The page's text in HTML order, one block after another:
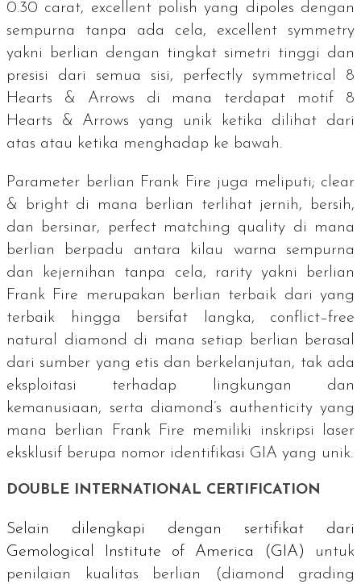
0.30 carat, excellent polishyang dipoles dengan
sempurna tanpa ada cela, excellent symmetry
yakni berlian dengan tingkat simetri tinggi dan
presisi dari semua sisi, perfectly symmetrical 8
Hearts & Arrows di mana terdapat motif 8
Hearts & Arrowsyang unik ketika dilihat dari
atas atau ketika menghadap ke bawah.
Parameter berlian Frank Fire juga meliputi; clear
& bright di mana berlian terlihat jernih, bersih,
dan bersinar,
perfect matching quality di mana
berlian berpadu antara kilau warna sempurna
dan kejernihan tanpa cela,
rarity yakni berlian
Frank Fire merupakan berlian terbaik dari yang
terbaik hingga bersifat langka, conflict–free
natural diamond di mana setiap berlian berasal
dari sumber yang etis dan berkelanjutan, tak ada
eksploitasi terhadap lingkungan dan
kemanusiaan, serta diamond’s authenticity yang
mana berlian Frank Fire memiliki inskripsi laser
eksklusif berupa nomor identifikasi GIA yang unik.
DOUBLE INTERNATIONAL CERTIFICATION
Selain dilengkapi dengan sertifikat dari
Gemological Institute of America
(GIA) untuk
penilaian kualitas berlian (diamond grading